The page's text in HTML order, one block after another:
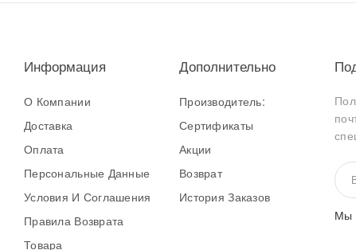
Информация
О Компании
Доставка
Оплата
Персональные Данные
Условия И Соглашения
Правила Возврата
Товара
Дополнительно
Производитель:
Сертификаты
Акции
Возврат
История Заказов
Мы